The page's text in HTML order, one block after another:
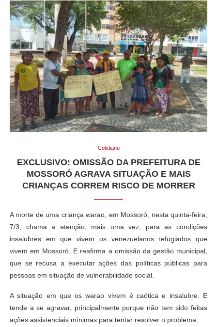
Cotidiano
EXCLUSIVO: OMISSÃO DA PREFEITURA DE
MOSSORÓ AGRAVA SITUAÇÃO E MAIS
CRIANÇAS CORREM RISCO DE MORRER
A morte de uma criança warao, em Mossoró, nesta quinta-feira,
7/3, chama a atenção, mais uma vez, para as condições
insalubres em que vivem os venezuelanos refugiados que
vivem em Mossoró. E reafirma a omissão da gestão municipal,
que se recusa a executar ações das políticas públicas para
pessoas em situação de vulnerabilidade social.
A situação em que os warao vivem é caótica e insalubre. E
tende a se agravar, principalmente porque não tem sido feitas
ações assistenciais mínimas para tentar resolver o problema.